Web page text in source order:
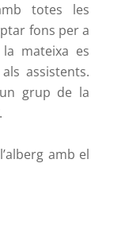
totes les
fons per a
mateixa es
assistents.
grup de la
amb el